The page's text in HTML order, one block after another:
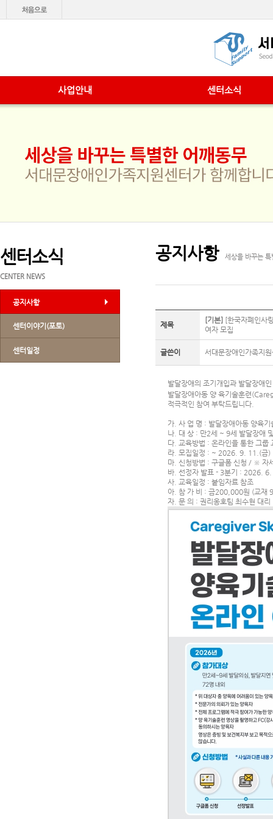
사업안내 센터소식
센터소식
CENTER NEWS
공지사항
센터이야기(포토)
센터일정
공지사항 세상을 바꾸는
제목
[기본] [한국자폐인사
여자 모집
글쓴이 서대문장애인가족지
발달장애의 조기개입과 발달장애
발달장애아동 양 육기술훈련
적극적인 참여 부탁드립니다.
가. 사 업 명 : 발달장애아동 양육
나. 대 상 : 만2세 ~ 9세 발달장애
다. 교육방법 : 온라인을 통한 그룹
라. 모집일정 : ~ 2026. 9. 11.(금)
마. 신청방법 : 구글폼 신청 / ※ 자
바. 선정자 발표 - 3분기 : 2026.
사. 교육일정 : 붙임자료 참조
아. 참 가 비 : 금200,000원 (교재
자. 문 의 : 권리옹호팀 최수현 대